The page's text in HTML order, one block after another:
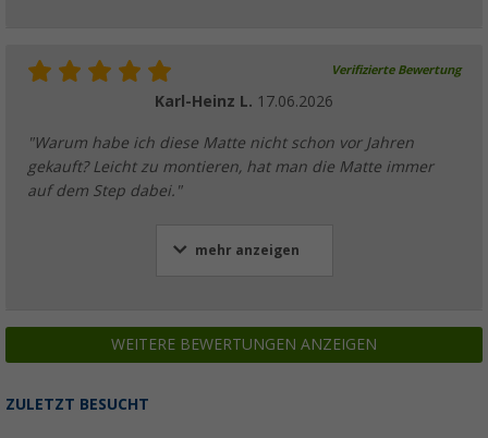
Verifizierte Bewertung
Karl-Heinz L. 17.06.2026
"Warum habe ich diese Matte nicht schon vor Jahren
gekauft? Leicht zu montieren, hat man die Matte immer
auf dem Step dabei."
mehr anzeigen
WEITERE BEWERTUNGEN ANZEIGEN
ZULETZT BESUCHT